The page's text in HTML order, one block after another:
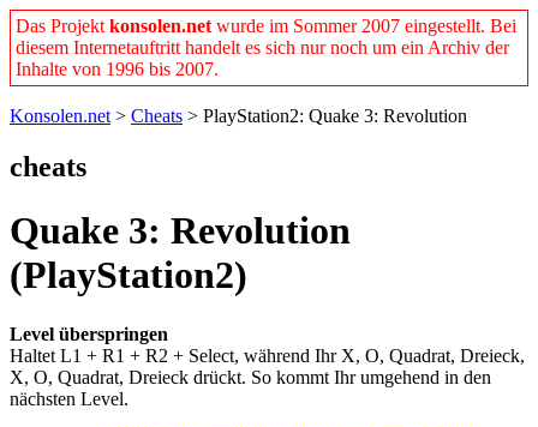
Das Projekt konsolen.net wurde im Sommer 2007 eingestellt. Bei
diesem Internetauftritt handelt es sich nur noch um ein Archiv der
Inhalte von 1996 bis 2007.
Konsolen.net > Cheats > PlayStation2: Quake 3: Revolution
cheats
Quake 3: Revolution
(PlayStation2)
Level überspringen
Haltet L1 + R1 + R2 + Select, während Ihr X, O, Quadrat, Dreieck,
X, O, Quadrat, Dreieck drückt. So kommt Ihr umgehend in den
nächsten Level.